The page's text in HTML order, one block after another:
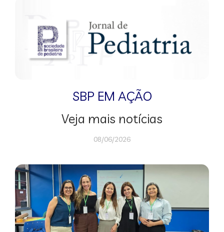
SBP EM AÇÃO
Veja mais notícias
08/06/2026